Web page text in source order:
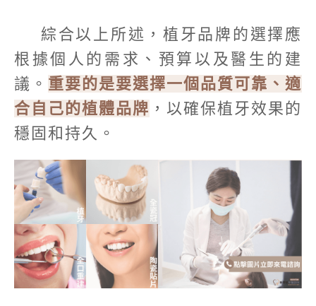
綜合以上所述，植牙品牌的選擇應
根據個人的需求、預算以及醫生的建
議。 重要的是要選擇一個品質可靠、適
合自己的植體品牌 ，以確保植牙效果的
穩固和持久。